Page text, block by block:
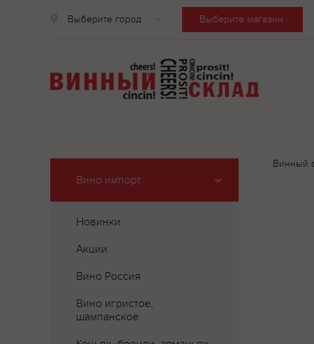
Выберите город Выберите магазин
Вино импорт
Новинки
Акции
Вино Россия
Вино игристое,
шампанское
Винный